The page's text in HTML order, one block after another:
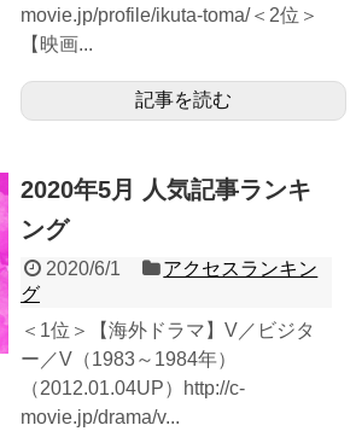
movie.jp/profile/ikuta-toma/＜2位＞
【映画...
記事を読む
2020年5月 人気記事ランキ
ング
2020/6/1
アクセスランキン
グ
＜1位＞【海外ドラマ】V／ビジタ
ー／V（1983～1984年）
（2012.01.04UP）http://c-
movie.jp/drama/v...